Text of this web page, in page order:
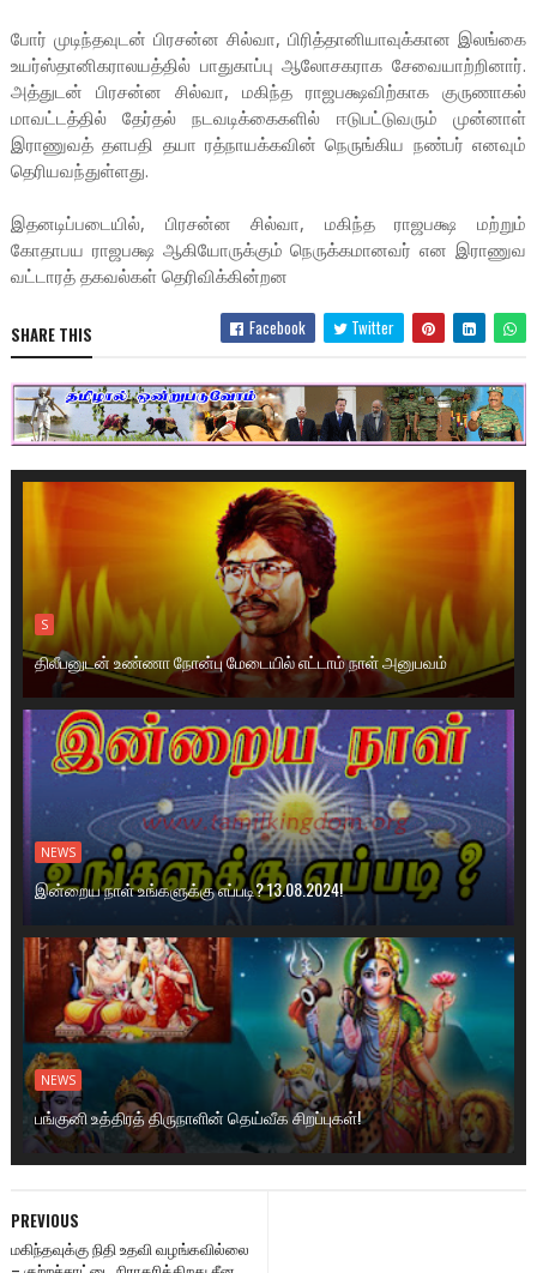
போர் முடிந்தவுடன் பிரசன்ன சில்வா, பிரித்தானியாவுக்கான இலங்கை
உயர்ஸ்தானிகராலயத்தில் பாதுகாப்பு ஆலோசகராக சேவையாற்றினார்.
அத்துடன் பிரசன்ன சில்வா, மகிந்த ராஜபக்ஷவிற்காக குருணாகல்
மாவட்டத்தில் தேர்தல் நடவடிக்கைகளில் ஈடுபட்டுவரும் முன்னாள்
இராணுவத் தளபதி தயா ரத்நாயக்கவின் நெருங்கிய நண்பர் எனவும்
தெரியவந்துள்ளது.
இதனடிப்படையில், பிரசன்ன சில்வா, மகிந்த ராஜபக்ஷ மற்றும்
கோதாபய ராஜபக்ஷ ஆகியோருக்கும் நெருக்கமானவர் என இராணுவ
வட்டாரத் தகவல்கள் தெரிவிக்கின்றன
SHARE THIS Facebook Twitter
S
திலீபனுடன் உண்ணா நோன்பு மேடையில் எட்டாம் நாள் அனுபவம்
NEWS
இன்றைய நாள் உங்களுக்கு எப்படி? 13.08.2024!
NEWS
பங்குனி உத்திரத் திருநாளின் தெய்வீக சிறப்புகள்!
PREVIOUS
மகிந்தவுக்கு நிதி உதவி வழங்கவில்லை